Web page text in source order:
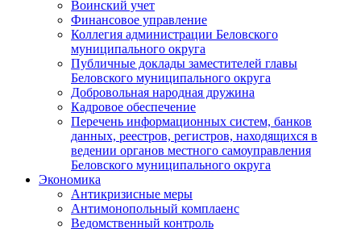
Воинский учет
Финансовое управление
Коллегия администрации Беловского
муниципального округа
Публичные доклады заместителей главы
Беловского муниципального округа
Добровольная народная дружина
Кадровое обеспечение
Перечень информационных систем, банков
данных, реестров, регистров, находящихся в
ведении органов местного самоуправления
Беловского муниципального округа
Экономика
Антикризисные меры
Антимонопольный комплаенс
Ведомственный контроль